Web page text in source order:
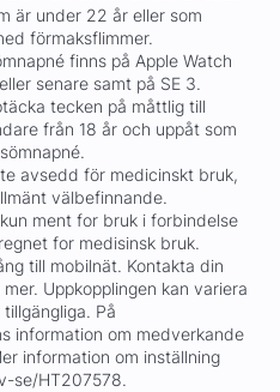
är under 22 år eller som
förmaksflimmer.
finns på Apple Watch
senare samt på SE 3.
tecken på måttlig till
från 18 år och uppåt som
avsedd för medicinskt bruk,
välbefinnande.
ment for bruk i forbindelse
for medisinsk bruk.
till mobilnät. Kontakta din
Uppkopplingen kan variera
På
information om medverkande
information om inställning
se/HT207578.